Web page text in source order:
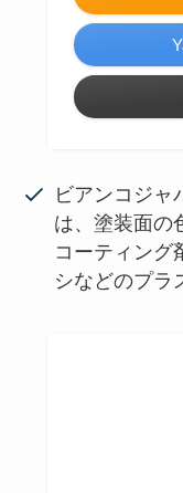
ビアンコジャ
は、塗装面の
コーティング
シなどのプラ